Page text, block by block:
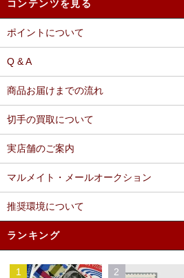
コンテンツを見る
ポイントについて
Q & A
商品お届けまでの流れ
切手の買取について
実店舗のご案内
マルメイト・メールオークション
推奨環境について
ランキング
1 2